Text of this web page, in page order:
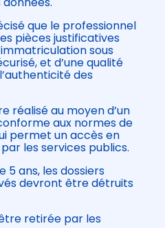
que le professionnel
pièces justificatives
sous
et d’une qualité
des
réalisé au moyen d’un
aux normes de
permet un accès en
les services publics.
5 ans, les dossiers
devront être détruits
retirée par les